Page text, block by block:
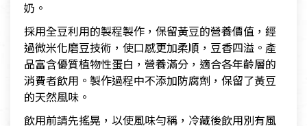
奶。
採用全豆利用的製程製作，保留黃豆的營養價值，經
過微米化磨豆技術，使口感更加柔順，豆香四溢。產
品富含優質植物性蛋白，營養滿分，適合各年齡層的
消費者飲用。製作過程中不添加防腐劑，保留了黃豆
的天然風味。
飲用前請先搖晃，以使風味勻稱，冷藏後飲用別有風